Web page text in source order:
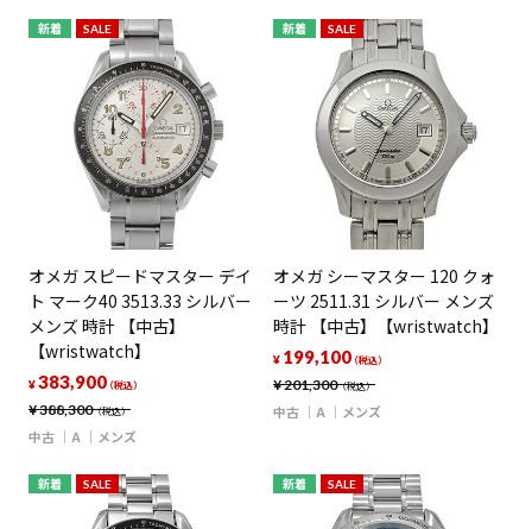
新着 SALE
オメガ スピードマスター デイ
ト マーク40 3513.33 シルバー
メンズ 時計 【中古】
【wristwatch】
¥388,300（税込）
¥383,900（税込）
中古 A メンズ
新着 SALE
オメガ シーマスター 120 クォ
ーツ 2511.31 シルバー メンズ
時計 【中古】【wristwatch】
¥201,300（税込）
¥ 199,100（税込）
中古 A メンズ
新着 SALE 新着 SALE